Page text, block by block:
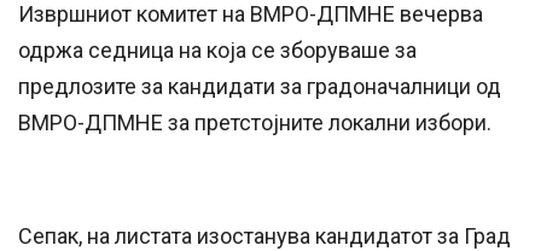
Извршниот комитет на ВМРО-ДПМНЕ вечерва
одржа седница на која се зборуваше за
предлозите за кандидати за градоначалници од
ВМРО-ДПМНЕ за претстојните локални избори.
Сепак, на листата изостанува кандидатот за Град